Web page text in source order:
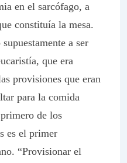
en el sarcófago, a
constituía la mesa.
a ser
que era
provisiones que eran
para la comida
de los
es el primer
“Provisionar el